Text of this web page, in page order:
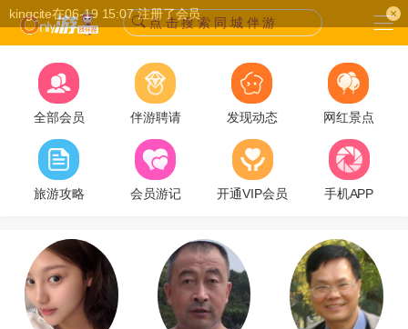
点 击 搜 索 同 城 伴 游
全部会员 伴游聘请 发现动态 网红景点
旅游攻略 会员游记 开通VIP会员 手机APP
kingcite在06-19 15:07 注册了会员